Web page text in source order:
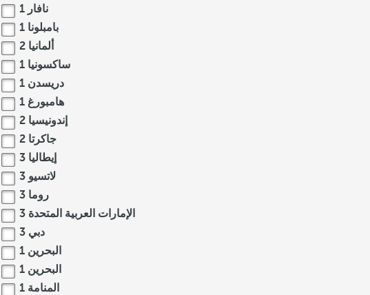
نافار 1
بامبلونا 1
ألمانيا 2
ساكسونيا 1
دريسدن 1
هامبورغ 1
إندونيسيا 2
جاكرتا 2
إيطاليا 3
لاتسيو 3
روما 3
الإمارات العربية المتحدة 3
دبي 3
البحرين 1
البحرين 1
المنامة 1